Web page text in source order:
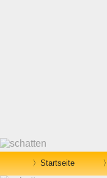
Startseite